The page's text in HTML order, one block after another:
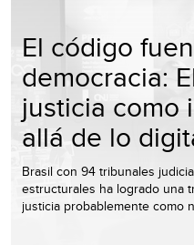
El código
democracia:
justicia como
allá de lo
Brasil con 94 tribunales
estructurales ha logrado una
justicia probablemente como